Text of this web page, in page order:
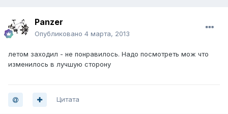
Panzer
Опубликовано 4 марта, 2013
летом заходил - не понравилось. Надо посмотреть мож что
изменилось в лучшую сторону
Цитата